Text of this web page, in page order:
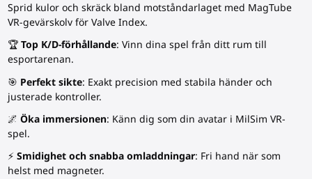
Sprid kulor och skräck bland motståndarlaget med MagTube
VR-gevärskolvför Valve Index.
🏆 Top K/D-förhållande: Vinn dina spel från ditt rum till
esportarenan.
🎯 Perfekt sikte: Exakt precision med stabila händer och
justerade kontroller.
🌌 Öka immersionen: Känn dig som din avatar i MilSim VR-
spel.
⚡ Smidighet och snabba omladdningar: Fri hand när som
helst med magneter.